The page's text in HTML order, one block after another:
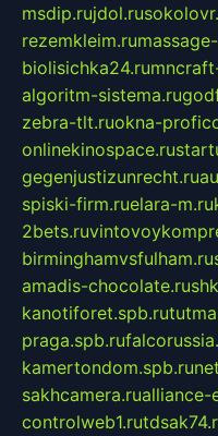
msdip.rujdol.ru
rezemkleim.ru
biolisichka24.ru
algoritm-sistema.ru
zebra-tlt.ruokna-
onlinekinospace.ru
gegenjustizunrecht.ru
spiski-firm.ruelara-m.ru
2bets.ru
birminghamvsfulham.ru
amadis-chocolate.ru
kanotiforet.spb.ru
praga.spb.ru
kamertondom.spb.ru
sakhcamera.rualliance-
controlweb1.ru